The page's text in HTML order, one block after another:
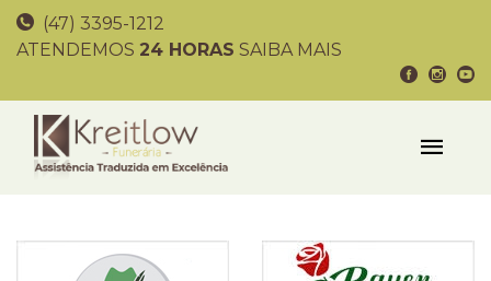
(47) 3395-1212
ATENDEMOS 24 HORAS SAIBA MAIS